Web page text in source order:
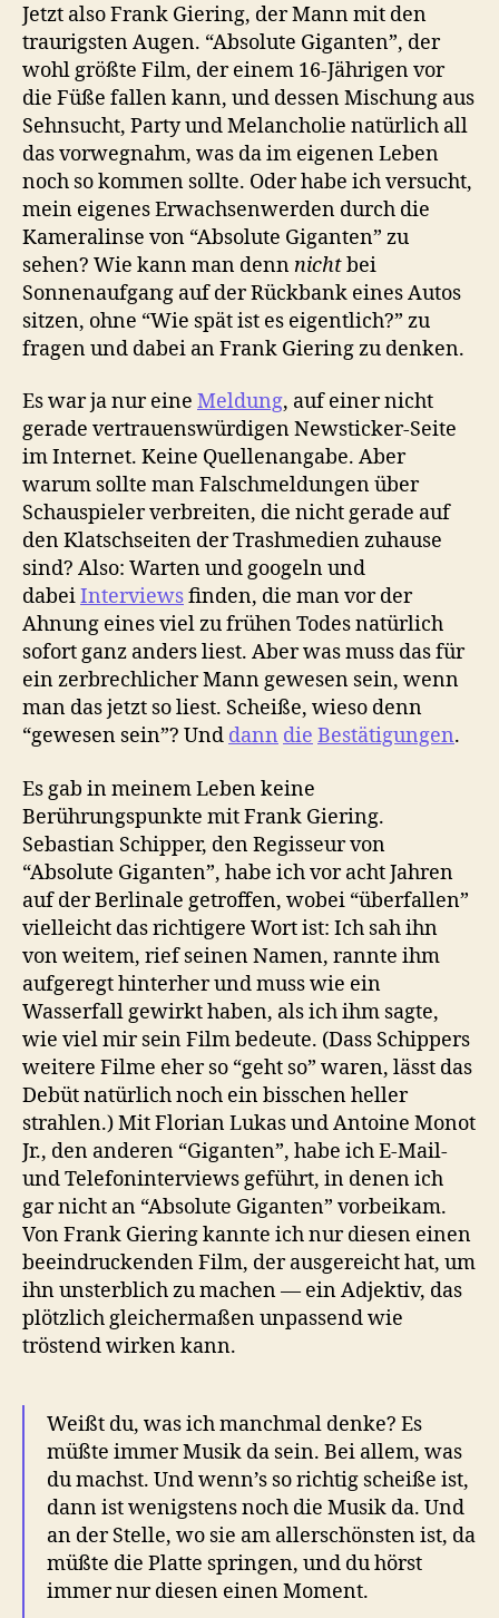
Jetzt also Frank Giering, der Mann mit den
traurigsten Augen. “Absolute Giganten”, der
wohl größte Film, der einem 16-Jährigen vor
die Füße fallen kann, und dessen Mischung aus
Sehnsucht, Party und Melancholie natürlich all
das vorwegnahm, was da im eigenen Leben
noch so kommen sollte. Oder habe ich versucht,
mein eigenes Erwachsenwerden durch die
Kameralinse von “Absolute Giganten” zu
sehen? Wie kann man dennnichtbei
Sonnenaufgang auf der Rückbank eines Autos
sitzen, ohne “Wie spät ist es eigentlich?” zu
fragen und dabei an Frank Giering zu denken.
Es war ja nur eine Meldung, auf einer nicht
gerade vertrauenswürdigen Newsticker-Seite
im Internet. Keine Quellenangabe. Aber
warum sollte man Falschmeldungen über
Schauspieler verbreiten, die nicht gerade auf
den Klatschseiten der Trashmedien zuhause
sind? Also: Warten und googeln und
dabeiInterviewsfinden, die man vor der
Ahnung eines viel zu frühen Todes natürlich
sofort ganz anders liest. Aber was muss das für
ein zerbrechlicher Mann gewesen sein, wenn
man das jetzt so liest. Scheiße, wieso denn
“gewesen sein”? Und dann die Bestätigungen.
Es gab in meinem Leben keine
Berührungspunkte mit Frank Giering.
Sebastian Schipper, den Regisseur von
“Absolute Giganten”, habe ich vor acht Jahren
auf der Berlinale getroffen, wobei “überfallen”
vielleicht das richtigere Wort ist: Ich sah ihn
von weitem, rief seinen Namen, rannte ihm
aufgeregt hinterher und muss wie ein
Wasserfall gewirkt haben, als ich ihm sagte,
wie viel mir sein Film bedeute. (Dass Schippers
weitere Filme eher so “geht so” waren, lässt das
Debüt natürlich noch ein bisschen heller
strahlen.) Mit Florian Lukas und Antoine Monot
Jr., den anderen “Giganten”, habe ich E-Mail-
und Telefoninterviews geführt, in denen ich
gar nicht an “Absolute Giganten” vorbeikam.
Von Frank Giering kannte ich nur diesen einen
beeindruckenden Film, der ausgereicht hat, um
ihn unsterblich zu machen — ein Adjektiv, das
plötzlich gleichermaßen unpassend wie
tröstend wirken kann.
Weißt du, was ich manchmal denke? Es
müßte immer Musik da sein. Bei allem, was
du machst. Und wenn’s so richtig scheiße ist,
dann ist wenigstens noch die Musik da. Und
an der Stelle, wo sie am allerschönsten ist, da
müßte die Platte springen, und du hörst
immer nur diesen einen Moment.